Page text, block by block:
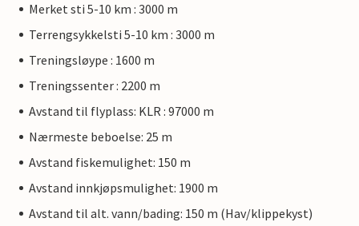
Merket sti 5-10 km : 3000 m
Terrengsykkelsti 5-10 km : 3000 m
Treningsløype : 1600 m
Treningssenter : 2200 m
Avstand til flyplass: KLR : 97000 m
Nærmeste beboelse: 25 m
Avstand fiskemulighet: 150 m
Avstand innkjøpsmulighet: 1900 m
Avstand til alt. vann/bading: 150 m (Hav/klippekyst)